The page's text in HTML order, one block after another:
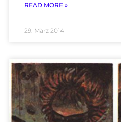
READ MORE »
29. März 2014